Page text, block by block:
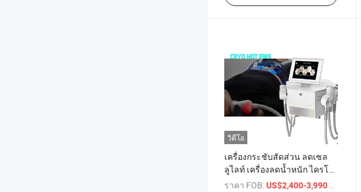
วิดีโอ
เครื่องกระชับสัดส่วน ลดเซล
ลูไลท์ เครื่องลดน้ำหนัก ไครโอ
เธอราปี
ราคา FOB:US$2,400-3,990 / บางส่วน